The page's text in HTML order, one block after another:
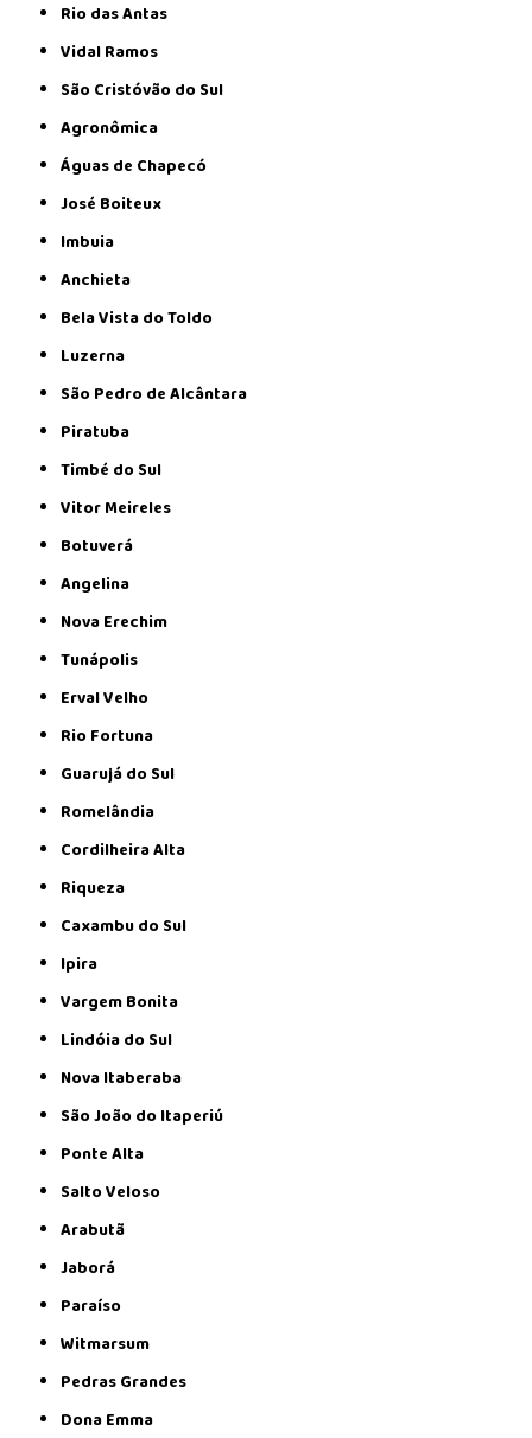
Rio das Antas
Vidal Ramos
São Cristóvão do Sul
Agronômica
Águas de Chapecó
José Boiteux
Imbuia
Anchieta
Bela Vista do Toldo
Luzerna
São Pedro de Alcântara
Piratuba
Timbé do Sul
Vitor Meireles
Botuverá
Angelina
Nova Erechim
Tunápolis
Erval Velho
Rio Fortuna
Guarujá do Sul
Romelândia
Cordilheira Alta
Riqueza
Caxambu do Sul
Ipira
Vargem Bonita
Lindóia do Sul
Nova Itaberaba
São João do Itaperiú
Ponte Alta
Salto Veloso
Arabutã
Jaborá
Paraíso
Witmarsum
Pedras Grandes
Dona Emma